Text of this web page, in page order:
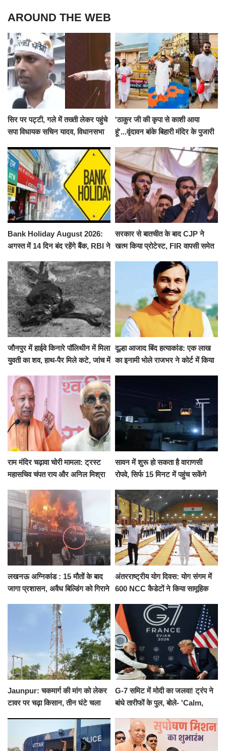
AROUND THE WEB
सिर पर पट्टी, गले में तख्ती लेकर पहुंचे
सपा विधायक सचिन यादव, विधानसभा
निलंबित
'ठाकुर जी की कृपा से काशी आया
हूं'...वृंदावन बांके बिहारी मंदिर के पुजारी
जलाभिषेक
Bank Holiday August 2026:
अगस्त में 14 दिन बंद रहेंगे बैंक, RBI ने
सरकार से बातचीत के बाद CJP ने
खत्म किया प्रोटेस्ट, FIR वापसी समेत
जौनपुर में हाईवे किनारे पॉलिथीन में मिला
युवती का शव, हाथ-पैर मिले कटे, जांच में
दूल्हा आजाद बिंद हत्याकांड: एक लाख
का इनामी भोले राजभर ने कोर्ट में किया
राम मंदिर चढ़ावा चोरी मामला: ट्रस्ट
महासचिव चंपत राय और अनिल मिश्रा
को नहीं...
सावन में शुरू हो सकता है वाराणसी
रोपवे, सिर्फ 15 मिनट में पहुंच सकेंगे
किराया
लखनऊ अग्निकांड : 15 मौतों के बाद
जागा प्रशासन, अवैध बिल्डिंग को गिराने
अंतरराष्ट्रीय योग दिवस: योग संगम में
600 NCC कैडेटों ने किया सामूहिक
संकल्प
Jaunpur: चकमार्ग की मांग को लेकर
टावर पर चढ़ा किसान, तीन घंटे चला
G-7 समिट में मोदी का जलवा! ट्रंप ने
बांधे तारीफों के पुल, बोले- 'Calm,